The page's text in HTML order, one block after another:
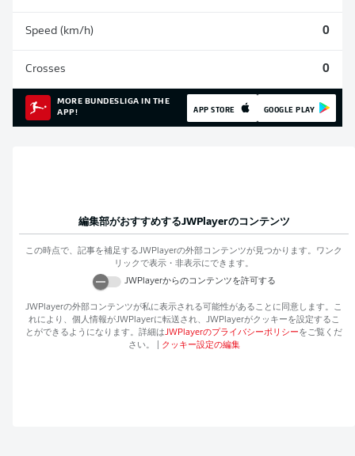
Speed (km/h) 0
Crosses 0
MORE BUNDESLIGA IN THE
APP!
APP STORE GOOGLE PLAY
編集部がおすすめするJWPlayerのコンテンツ
この時点で、記事を補足するJWPlayerの外部コンテンツが見つかります。ワンク
リックで表示・非表示にできます。
JWPlayerからのコンテンツを許可する
JWPlayerの外部コンテンツが私に表示される可能性があることに同意します。こ
れにより、個人情報がJWPlayerに転送され、 JWPlayerがクッキーを設定するこ
とができるようになります。詳細はJWPlayerのプライバシーポリシーをご覧くだ
さい。
クッキー設定の編集